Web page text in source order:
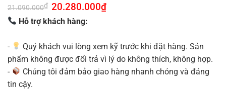
21.090.000₫ Giá
gốc
là:
21.090.000₫.
20.280.000₫Giá
Hỗ trợ khách hàng:
-
Quý khách vui lòng xem kỹ trước khi đặt hàng. Sản
phẩm không được đổi trả vì lý do không thích, không hợp.
-
Chúng tôi đảm bảo giao hàng nhanh chóng và đáng
tin cậy.